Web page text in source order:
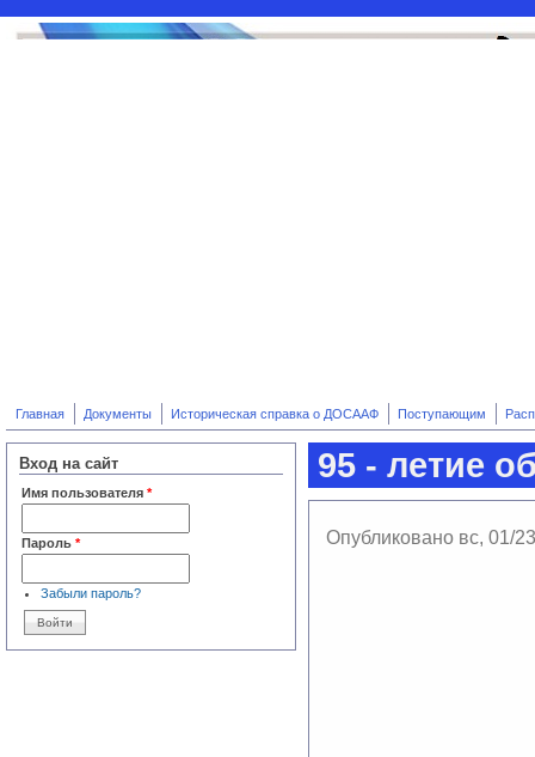
Перейти к основному содержанию
Главная Документы Историческая справка о ДОСААФ Поступающим
Вход на сайт
Имя пользователя *
Пароль *
Забыли пароль?
95 - летие
Опубликовано вс, 01/